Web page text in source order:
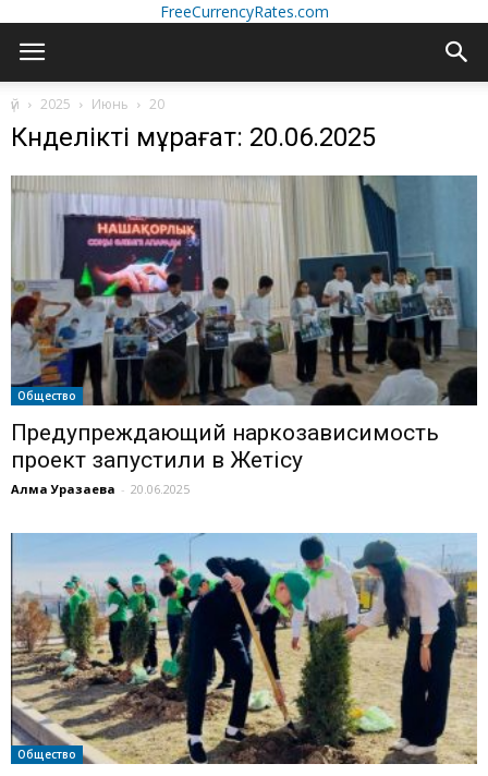
FreeCurrencyRates.com
үй 2025 Июнь 20
Күнделікті мұрағат: 20.06.2025
Общество
Предупреждающий наркозависимость
проект запустили в Жетiсу
Алма Уразаева - 20.06.2025
Общество